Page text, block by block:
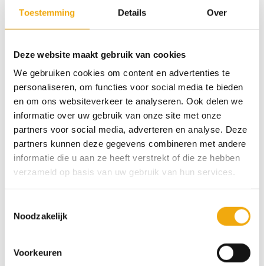
Toestemming Details Over
Deze website maakt gebruik van cookies
We gebruiken cookies om content en advertenties te
personaliseren, om functies voor social media te bieden
en om ons websiteverkeer te analyseren. Ook delen we
informatie over uw gebruik van onze site met onze
partners voor social media, adverteren en analyse. Deze
partners kunnen deze gegevens combineren met andere
informatie die u aan ze heeft verstrekt of die ze hebben
verzameld op basis van uw gebruik van hun services.
Noodzakelijk
Voorkeuren
vingerafdrukken hoef je je geen zorgen te maken;
Bestel sample € 7,50 (borg)
Lublin hoogglans grijsbeige, Front voor Metod aantal
Toevoegen aan winkelwagen
Categorieën: Fronten voor Metod kasten Keukens Modern